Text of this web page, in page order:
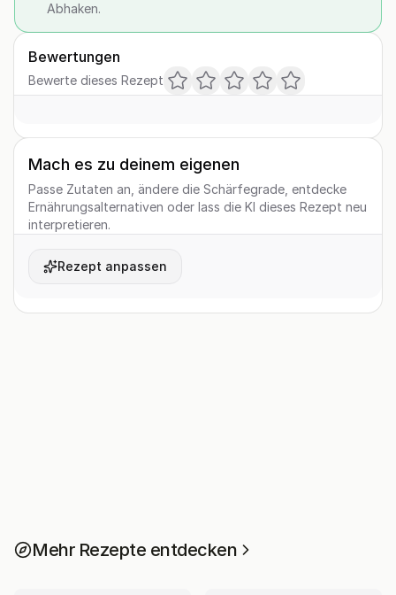
Abhaken.
Bewertungen
Bewerte dieses Rezept
Mach es zu deinem eigenen
Passe Zutaten an, ändere die Schärfegrade, entdecke
Ernährungsalternativen oder lass die KI dieses Rezept neu
interpretieren.
Rezept anpassen
Mehr Rezepte entdecken